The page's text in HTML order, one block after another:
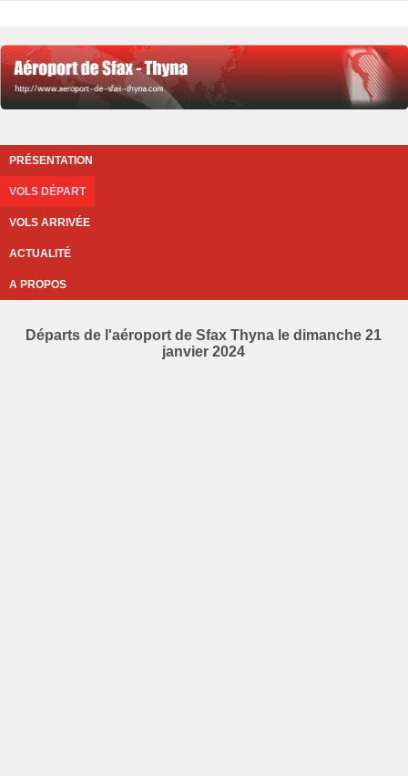
PRÉSENTATION
VOLS DÉPART
VOLS ARRIVÉE
ACTUALITÉ
A PROPOS
Départs de l'aéroport de Sfax Thyna le dimanche 21
janvier 2024